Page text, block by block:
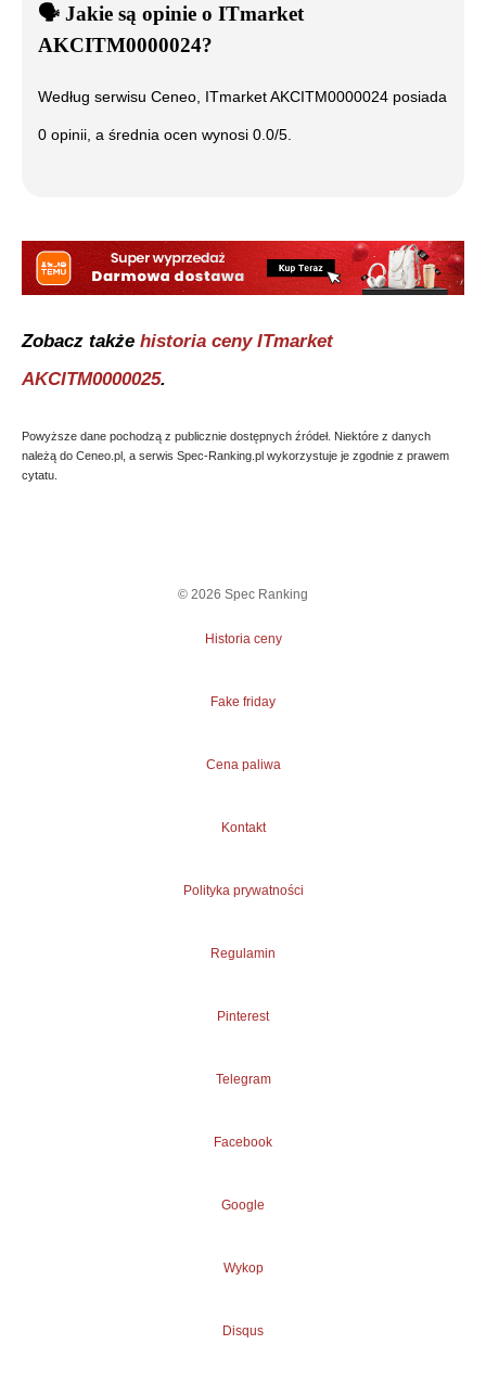
🗣️ ️ Jakie są opinie o ITmarket
AKCITM0000024?
Według serwisu Ceneo, ITmarket AKCITM0000024 posiada
0 opinii, a średnia ocen wynosi 0.0/5.
Zobacz także historia ceny ITmarket
AKCITM0000025.
Powyższe dane pochodzą z publicznie dostępnych źródeł. Niektóre z danych
należą do Ceneo.pl, a serwis Spec-Ranking.pl wykorzystuje je zgodnie z prawem
cytatu.
© 2026 Spec Ranking
Historia ceny
Fake friday
Cena paliwa
Kontakt
Polityka prywatności
Regulamin
Pinterest
Telegram
Facebook
Google
Wykop
Disqus